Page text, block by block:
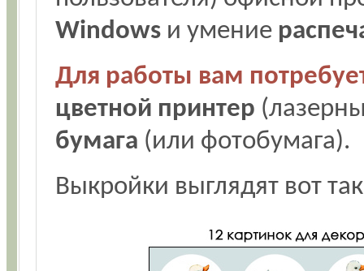
Windows и умение
Для работы вам
цветной принтер
бумага (или фотобумага).
Выкройки выглядят вот